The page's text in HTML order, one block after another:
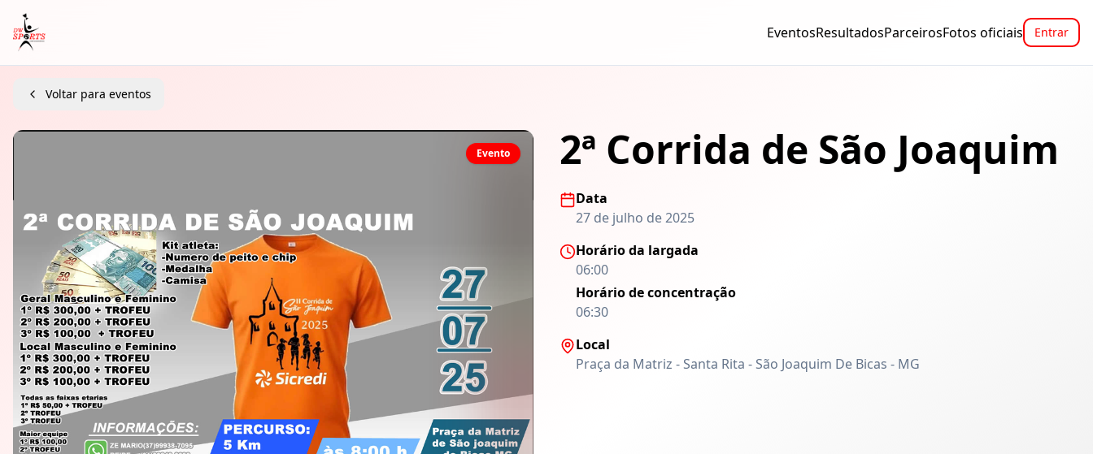
EventosResultadosParceirosFotos oficiais Entrar
Voltar para eventos
Evento 2ª Corrida de São Joaquim
Data
27 de julho de 2025
Horário da largada
06:00
Horário de concentração
06:30
Local
Praça da Matriz - Santa Rita - São Joaquim De Bicas - MG